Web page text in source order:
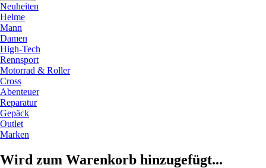
Neuheiten
Helme
Mann
Damen
High-Tech
Rennsport
Motorrad & Roller
Cross
Abenteuer
Reparatur
Gepäck
Outlet
Marken
Wird zum Warenkorb hinzugefügt...